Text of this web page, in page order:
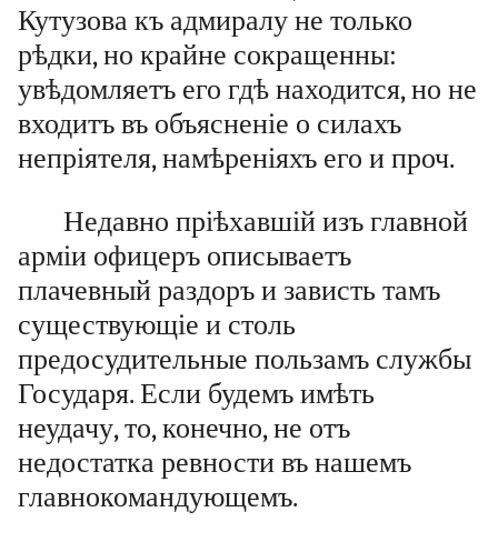
Кутузова къ адмиралу не только
рѣдки, но крайне сокращенны:
увѣдомляетъ его гдѣ находится, но не
входитъ въ объясненіе о силахъ
непріятеля, намѣреніяхъ его и проч.
Недавно пріѣхавшій изъ главной
арміи офицеръ описываетъ
плачевный раздоръ и зависть тамъ
существующіе и столь
предосудительные пользамъ службы
Государя. Если будемъ имѣть
неудачу, то, конечно, не отъ
недостатка ревности въ нашемъ
главнокомандующемъ.